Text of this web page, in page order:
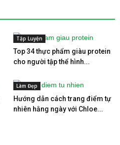
Tập Luyện
Top 34 thực phẩm giàu protein
cho người tập thể hình...
Làm Đẹp
Hướng dẫn cách trang điểm tự
nhiên hằng ngày với Chloe...